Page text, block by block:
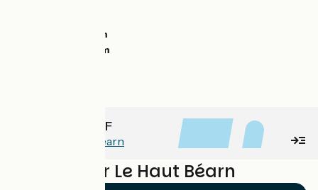
0m
0m
Voir la fiche .PDF
Boucle du Haut Béarn
Reviews for Le Haut Béarn